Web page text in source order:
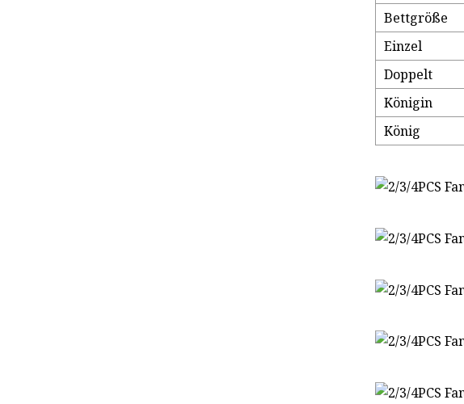
Bettgröße
Einzel
Doppelt
Königin
König